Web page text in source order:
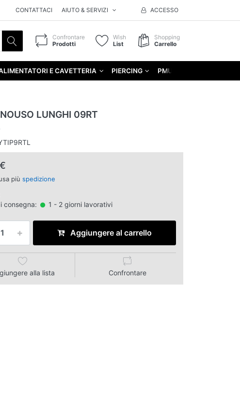
CONTATTACI AIUTO & SERVIZI ACCESSO
Confrontare
Prodotti
Wish
List
Shopping
Carrello
E CAVETTERIA PIERCING PMU
LUNGHI 09RT
più spedizione
consegna:
1 - 2 giorni lavorativi
Aggiungere al carrello
alla lista Confrontare